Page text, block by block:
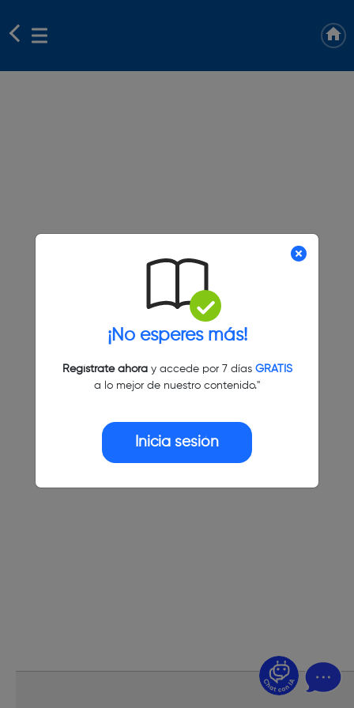
¡No esperes más!
Regístrate ahoray accede por 7 días GRATIS
a lo mejor de nuestro contenido."
Inicia sesión